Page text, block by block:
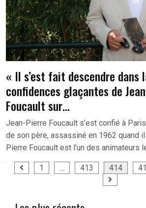
« Il s’est fait descendre dans
confidences glaçantes de
Foucault sur…
Jean-Pierre Foucault s’est confié à
de son père, assassiné en 1962 quand
Pierre Foucault est l’un des animateurs
Pagination
1 … 413 414